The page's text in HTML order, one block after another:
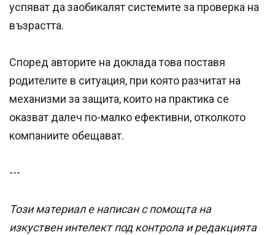
успяват да заобикалят системите за проверка на
възрастта.
Според авторите на доклада това поставя
родителите в ситуация, при която разчитат на
механизми за защита, които на практика се
оказват далеч по-малко ефективни, отколкото
компаниите обещават.
---
Този материал е написан с помощта на
изкуствен интелект под контрола и редакцията